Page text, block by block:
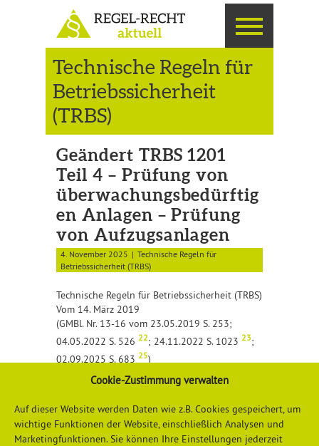
Cookie-Zustimmung verwalten
Auf dieser Website werden Daten wie z.B. Cookies gespeichert, um
wichtige Funktionen der Website, einschließlich Analysen und
Marketingfunktionen. Sie können Ihre Einstellungen jederzeit
Technische Regeln für
Betriebssicherheit
(TRBS)
Geändert TRBS 1201
Teil 4 – Prüfung von
überwachungsbedürftig
en Anlagen – Prüfung
von Aufzugsanlagen
4. November 2025
Technische Regeln für
Betriebssicherheit (TRBS)
Technische Regeln für Betriebssicherheit (TRBS)
Vom 14. März 2019
(GMBl. Nr. 13-16 vom 23.05.2019 S. 253;
04.05.2022 S. 526 22; 24.11.2022 S. 1023 23;
02.09.2025 S. 683 25)
Detailliertere Informationen erhalten Sie